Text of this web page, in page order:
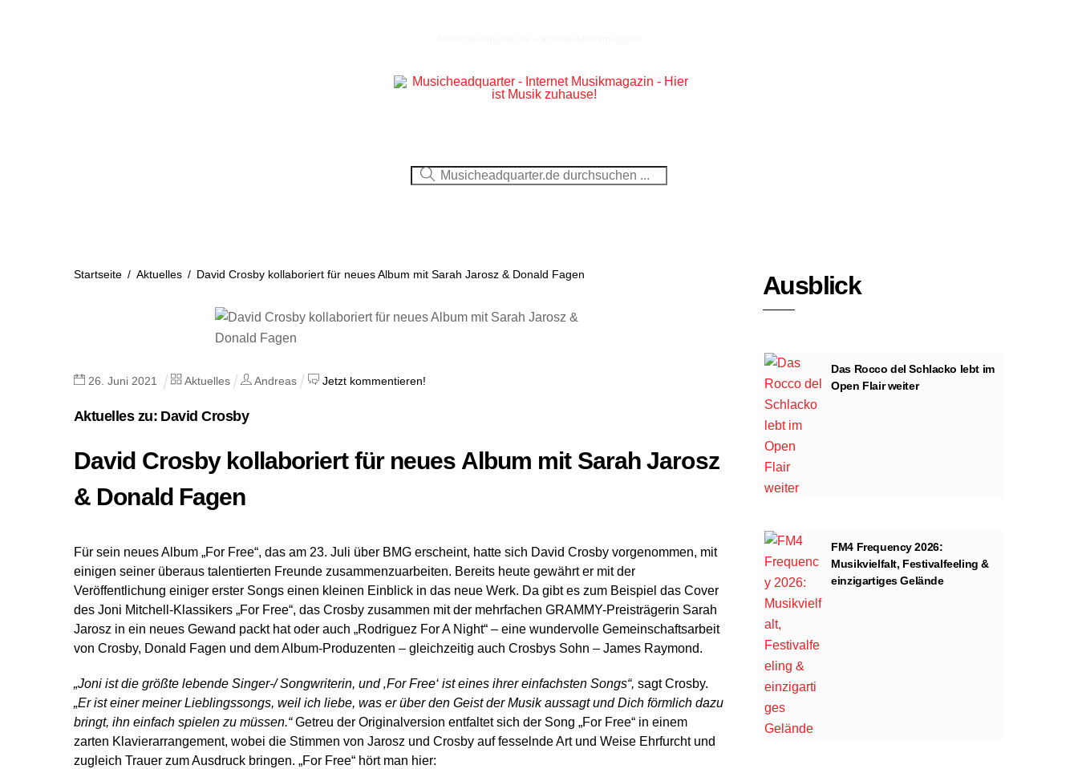
Startseite / Aktuelles / David Crosby kollaboriert für neues Album mit Sarah Jarosz & Donald Fagen
26 Juni 2021 Aktuelles Andreas Jetzt kommentieren!
Aktuelles zu: David Crosby
David Crosby kollaboriert für neues Album mit Sarah Jarosz
& Donald Fagen
Für sein neues Album „For Free“, das am 23. Juli über BMG erscheint, hatte sich David Crosby vorgenommen, mit
einigen seiner überaus talentierten Freunde zusammenzuarbeiten. Bereits heute gewährt er mit der
Veröffentlichung einiger erster Songs einen kleinen Einblick in das neue Werk. Da gibt es zum Beispiel das Cover
des Joni Mitchell-Klassikers „For Free“, das Crosby zusammen mit der mehrfachen GRAMMY-Preisträgerin Sarah
Jarosz in ein neues Gewand packt hat oder auch „Rodriguez For A Night“ – eine wundervolle Gemeinschaftsarbeit
von Crosby, Donald Fagen und dem Album-Produzenten – gleichzeitig auch Crosbys Sohn – James Raymond.
„Joni ist die größte lebende Singer-/ Songwriterin, und ‚For Free‘ ist eines ihrer einfachsten Songs“, sagt Crosby.
„Er ist einer meiner Lieblingssongs, weil ich liebe, was er über den Geist der Musik aussagt und Dich förmlich dazu
bringt, ihn einfach spielen zu müssen.“Getreu der Originalversion entfaltet sich der Song „For Free“ in einem
zarten Klavierarrangement, wobei die Stimmen von Jarosz und Crosby auf fesselnde Art und Weise Ehrfurcht und
zugleich Trauer zum Ausdruck bringen. „For Free“ hört man hier:
Mit dem Laden des Videos akzeptieren Sie die Datenschutzerklärung von YouTube.
Ausblick
Das Rocco del Schlacko lebt im
Open Flair weiter
FM4 Frequency 2026:
Musikvielfalt, Festivalfeeling &
einzigartiges Gelände